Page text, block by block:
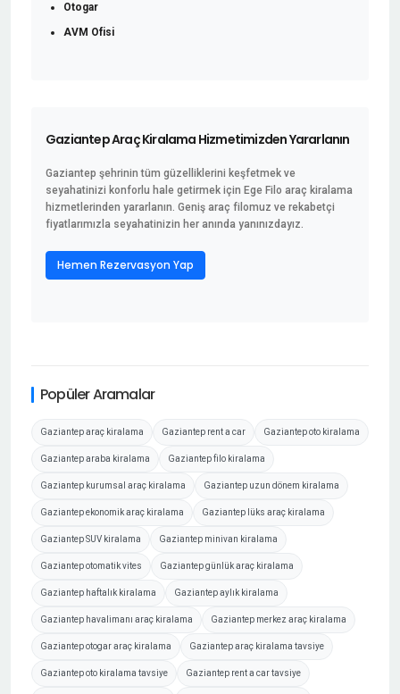
Otogar
AVM Ofisi
Gaziantep Araç Kiralama Hizmetimizden Yararlanın
Gaziantep şehrinin tüm güzelliklerini keşfetmek ve
seyahatinizi konforlu hale getirmek için Ege Filo araç kiralama
hizmetlerinden yararlanın. Geniş araç filomuz ve rekabetçi
fiyatlarımızla seyahatinizin her anında yanınızdayız.
Hemen Rezervasyon Yap
Popüler Aramalar
Gaziantep araç kiralama Gaziantep rent a car Gaziantep oto kiralama
Gaziantep araba kiralama Gaziantep filo kiralama
Gaziantep kurumsal araç kiralama Gaziantep uzun dönem kiralama
Gaziantep ekonomik araç kiralama Gaziantep lüks araç kiralama
Gaziantep SUV kiralama Gaziantep minivan kiralama
Gaziantep otomatik vites Gaziantep günlük araç kiralama
Gaziantep haftalık kiralama Gaziantep aylık kiralama
Gaziantep havalimanı araç kiralama Gaziantep merkez araç kiralama
Gaziantep otogar araç kiralama Gaziantep araç kiralama tavsiye
Gaziantep oto kiralama tavsiye Gaziantep rent a car tavsiye